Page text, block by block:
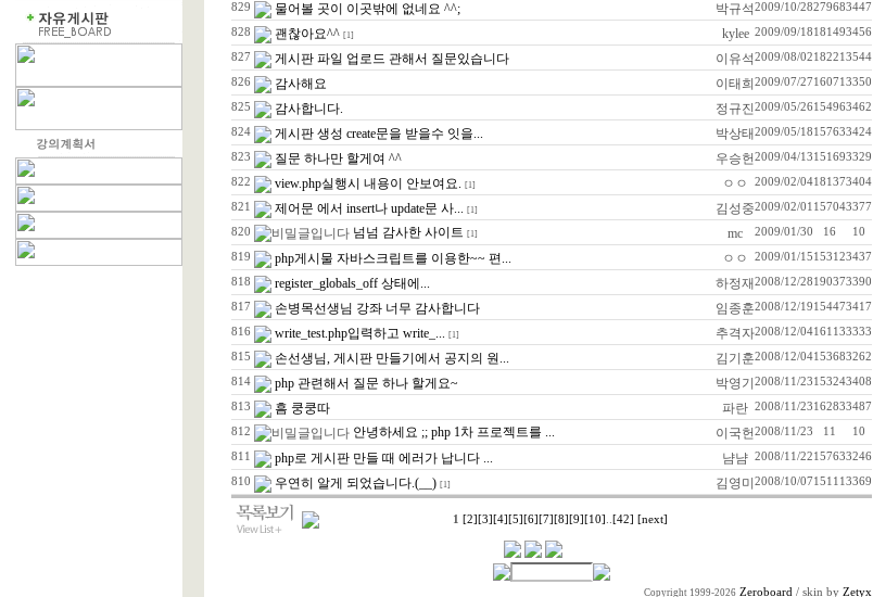
829 물어볼 곳이 이곳밖에 없네요 ^^; 박규석2009/10/28279683447
828 괜찮아요^^ [1] kylee 2009/09/18181493456
827 게시판 파일 업로드 관해서 질문있습니다 이유석2009/08/0218221 3544
826 감사해요 이태희 2009/07/2716071 3350
825 감사합니다. 정규진2009/05/26154963462
824 게시판 생성 create문을 받을수 잇을... 박상태2009/05/18157633424
823 질문 하나만 할게여 ^^ 우승헌2009/04/13151693329
822 view.php실행시 내용이 안보여요. [1] ㅇㅇ 2009/02/04181373404
821 제어문 에서 insert나 update문 사... [1] 김성중2009/02/01 157043377
820 넘넘 감사한 사이트 [1] mc 2009/01/30 16 10
819 php게시물 자바스크립트를 이용한~~ 편... ㅇㅇ 2009/01/15153123437
818 register_globals_off 상태에... 하정재2008/12/28190373390
817 손병목선생님 강좌 너무 감사합니다 임종훈2008/12/19154473417
816 write_test.php입력하고 write_... [1] 추격자2008/12/04161133333
815 손선생님, 게시판 만들기에서 공지의 원... 김기훈2008/12/04153683262
814 php 관련해서 질문 하나 할게요~ 박영기 2008/11/23153243408
813 흠 쿵쿵따 파란 2008/11/23162833487
812 안녕하세요 ;; php 1차 프로젝트를 ... 이국헌2008/11/23 11 10
811 php로 게시판 만들 때 에러가 납니다 ... 냠냠 2008/11/22157633246
810 우연히 알게 되었습니다.(__) [1] 김영미 2008/10/0715111 3369
1 [2] [3] [4] [5] [6] [7] [8] [9] [10] [42] [next]
Copyright 1999-2026 Zeroboard / skin by Zetyx